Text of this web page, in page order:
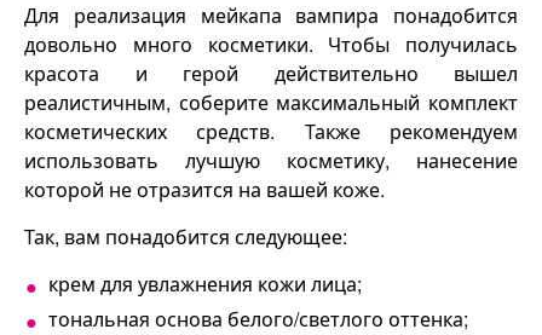
Для реализация мейкапа вампира понадобится
довольно много косметики. Чтобы получилась
красота и герой действительно вышел
реалистичным, соберите максимальный комплект
косметических средств. Также рекомендуем
использовать лучшую косметику, нанесение
которой не отразится на вашей коже.
Так, вам понадобится следующее:
крем для увлажнения кожи лица;
тональная основа белого/светлого оттенка;